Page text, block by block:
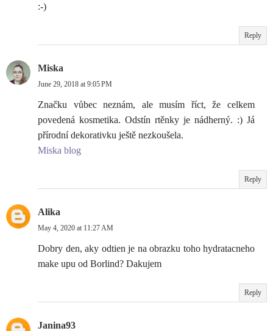
:-)
Reply
Miska
June 29, 2018 at 9:05 PM
Značku vůbec neznám, ale musím říct, že celkem
povedená kosmetika. Odstín rtěnky je nádherný. :) Já
přírodní dekorativku ještě nezkoušela.
Miska blog
Reply
Alika
May 4, 2020 at 11:27 AM
Dobry den, aky odtien je na obrazku toho hydratacneho
make upu od Borlind? Dakujem
Reply
Janina93